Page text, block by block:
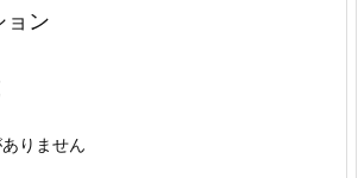
ョン
りません